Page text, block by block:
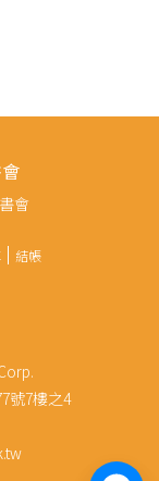
會
結帳
號7樓之4